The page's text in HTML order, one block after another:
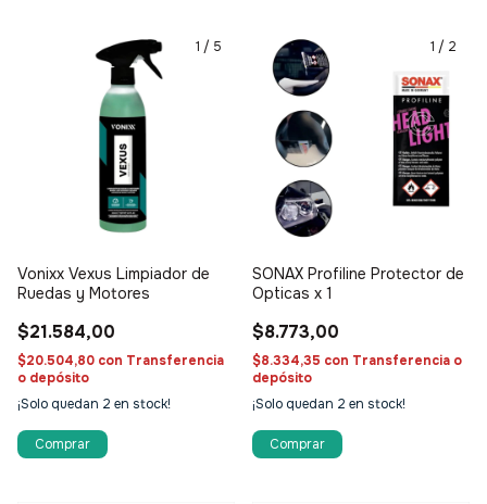
1 / 5
Vonixx Vexus Limpiador de
Ruedas y Motores
$21.584,00
$20.504,80 con Transferencia
o depósito
¡Solo quedan 2 en stock!
Comprar
1 / 2
SONAX Profiline Protector de
Opticas x 1
$8.773,00
$8.334,35 con Transferencia o
depósito
¡Solo quedan 2 en stock!